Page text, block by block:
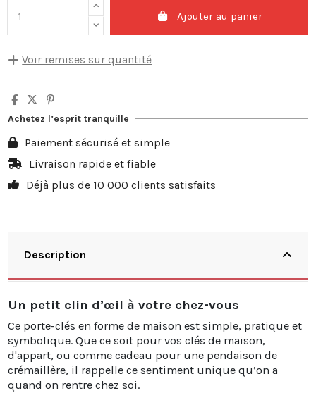
Ajouter au panier
Voir remises sur quantité
Quantité Remise sur prix unitaire
Vous économisez
10
20%
20
25%
30
30% 35,91 €
Achetez l’esprit tranquille
Paiement sécurisé et simple
Livraison rapide et fiable
Déjà plus de 10 000 clients satisfaits
Description
Un petit clin d’œil à votre chez-vous
Ce porte-clés en forme de maison est simple, pratique et
symbolique. Que ce soit pour vos clés de maison,
d'appart, ou comme cadeau pour une pendaison de
crémaillère, il rappelle ce sentiment unique qu’on a
quand on rentre chez soi.